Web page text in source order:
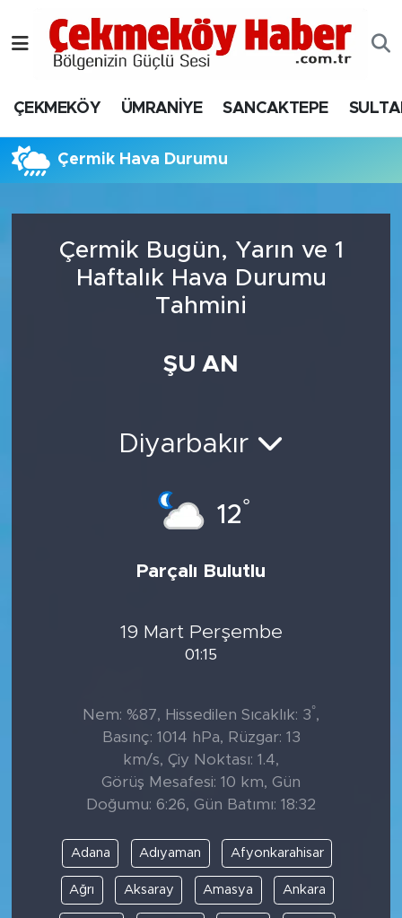
ÇEKMEKÖY ÜMRANİYE SANCAKTEPE
Çermik Hava Durumu
Çermik Bugün, Yarın ve 1
Haftalık Hava Durumu
Tahmini
ŞU AN
Diyarbakır
12°
Parçalı Bulutlu
19 Mart Perşembe
01:15
Nem: %87, Hissedilen Sıcaklık: 3°,
Basınç: 1014 hPa, Rüzgar: 13
km/s, Çiy Noktası: 1.4,
Görüş Mesafesi: 10 km, Gün
Doğumu: 6:26, Gün Batımı: 18:32
Adana Adıyaman Afyonkarahisar
Ağrı Aksaray Amasya Ankara
Nöbetçi Eczaneler
Hava Durumu
Namaz Vakitleri
Süper Lig Puan Durumu ve Fikstür
Tüm Manşetler